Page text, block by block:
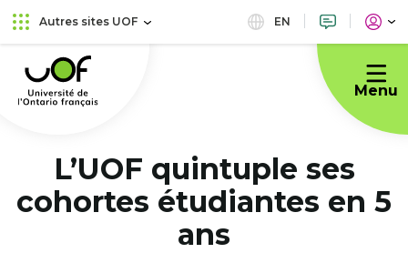
Aller
au
principal
Passer
au
contenu
Autres sites UOF EN
Université
de
l'Ontario
Menu
L’UOF quintuple ses
cohortes étudiantes en 5
ans